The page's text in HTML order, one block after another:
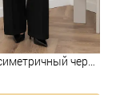
Жилет ассиметричный черный